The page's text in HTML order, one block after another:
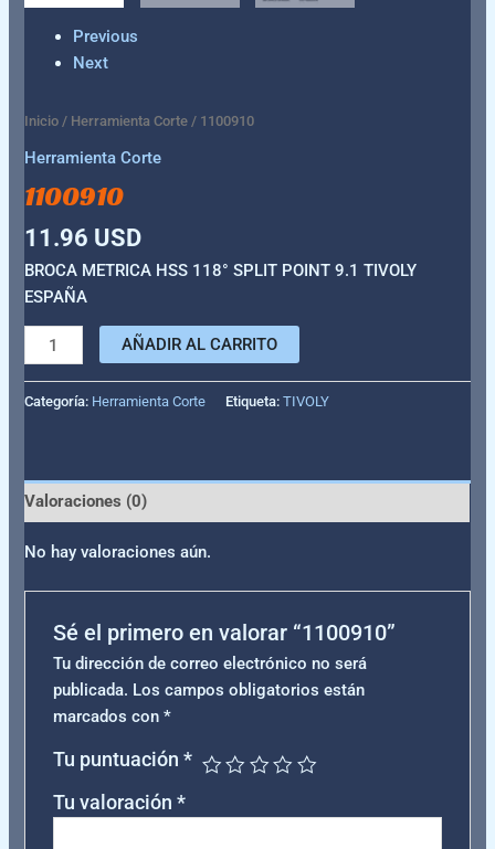
Previous
Next
Inicio / Herramienta Corte / 1100910
Herramienta Corte
1100910
11.96 USD
BROCA METRICA HSS 118° SPLIT POINT 9.1 TIVOLY
ESPAÑA
AÑADIR AL CARRITO
Categoría: Herramienta Corte Etiqueta:TIVOLY
Valoraciones (0)
No hay valoraciones aún.
Sé el primero en valorar “1100910”
Tu dirección de correo electrónico no será
publicada. Los campos obligatorios están
marcados con *
Tu puntuación *
Tu valoración *